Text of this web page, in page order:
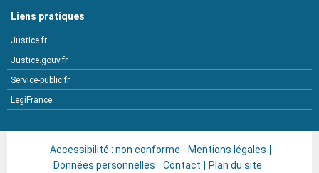
Liens pratiques
Justice.fr
Justice.gouv.fr
Service-public.fr
LegiFrance
Accessibilité : non conforme
Mentions légales
Données personnelles
Contact Plan du site